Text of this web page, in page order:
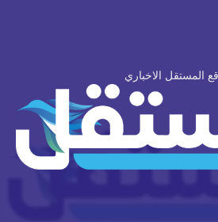
المستقل الاخباري